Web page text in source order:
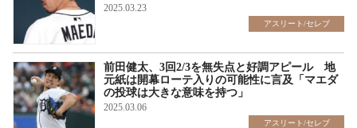
2025.03.23
アスリート/セレブ
前田健太、3回2/3を無失点と好調アピール 地
元紙は開幕ローテ入りの可能性に言及「マエダ
の投球は大きな意味を持つ」
2025.03.06
アスリート/セレブ